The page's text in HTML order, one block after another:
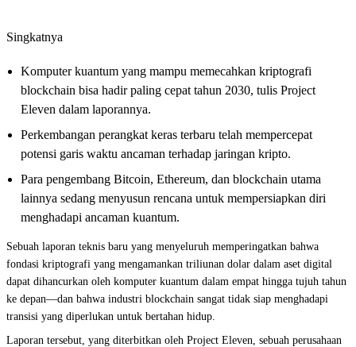
Singkatnya
Komputer kuantum yang mampu memecahkan kriptografi
blockchain bisa hadir paling cepat tahun 2030, tulis Project
Eleven dalam laporannya.
Perkembangan perangkat keras terbaru telah mempercepat
potensi garis waktu ancaman terhadap jaringan kripto.
Para pengembang Bitcoin, Ethereum, dan blockchain utama
lainnya sedang menyusun rencana untuk mempersiapkan diri
menghadapi ancaman kuantum.
Sebuah laporan teknis baru yang menyeluruh memperingatkan bahwa
fondasi kriptografi yang mengamankan triliunan dolar dalam aset digital
dapat dihancurkan oleh komputer kuantum dalam empat hingga tujuh tahun
ke depan—dan bahwa industri blockchain sangat tidak siap menghadapi
transisi yang diperlukan untuk bertahan hidup.
Laporan tersebut, yang diterbitkan oleh Project Eleven, sebuah perusahaan